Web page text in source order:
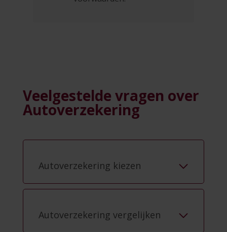
Veelgestelde vragen over
Autoverzekering
Autoverzekering kiezen
Autoverzekering vergelijken